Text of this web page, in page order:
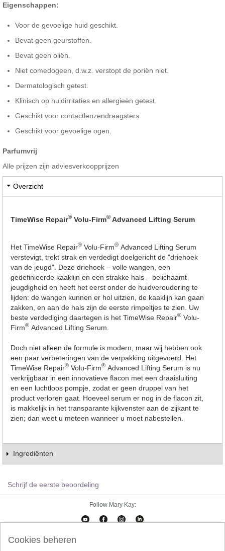
Eigenschappen:
Voor de gevoelige huid geschikt.
Bevat geen geurstoffen.
Bevat geen oliën.
Niet comedogeen, d.w.z. verstopt de poriën niet.
Dermatologisch getest.
Klinisch op huidirritaties en allergieën getest.
Geschikt voor contactlenzendraagsters.
Geschikt voor gevoelige ogen.
Parfumvrij
Alle prijzen zijn adviesverkoopprijzen
Overzicht
TimeWise Repair® Volu-Firm® Advanced Lifting Serum
Het TimeWise Repair® Volu-Firm® Advanced Lifting Serum
verstevigt, trekt strak en verdedigt doelgericht de "driehoek
van de jeugd". Deze driehoek – volle wangen, een
gedefinieerde kaaklijn en een strakke hals – belichaamt
jeugdigheid en heeft het eerst onder de huidveroudering te
lijden: de wangen kunnen er hol uitzien, de kaaklijn kan gaan
zakken, en aan de hals zijn de eerste rimpeltjes te zien. Uw
beste verdediging daartegen is het TimeWise Repair® Volu-
Firm® Advanced Lifting Serum.
Doch niet alleen de formule is modern, maar wij hebben ook
een paar verbeteringen van de verpakking uitgevoerd. Het
TimeWise Repair® Volu-Firm® Advanced Lifting Serum is nu
verkrijgbaar in een innovatieve flacon met een draaisluiting
en een luchtloos pompje, zodat er geen druppel van het
product verloren gaat. Hoeveel serum er nog in de flacon zit,
is makkelijk in het transparante kijkvenster aan de zijkant te
zien; dan weet u meteen wanneer u moet nabestellen.
Ingrediënten
Schrijf de eerste beoordeling
Follow Mary Kay:
Cookies beheren Impressum
Cookies beheren